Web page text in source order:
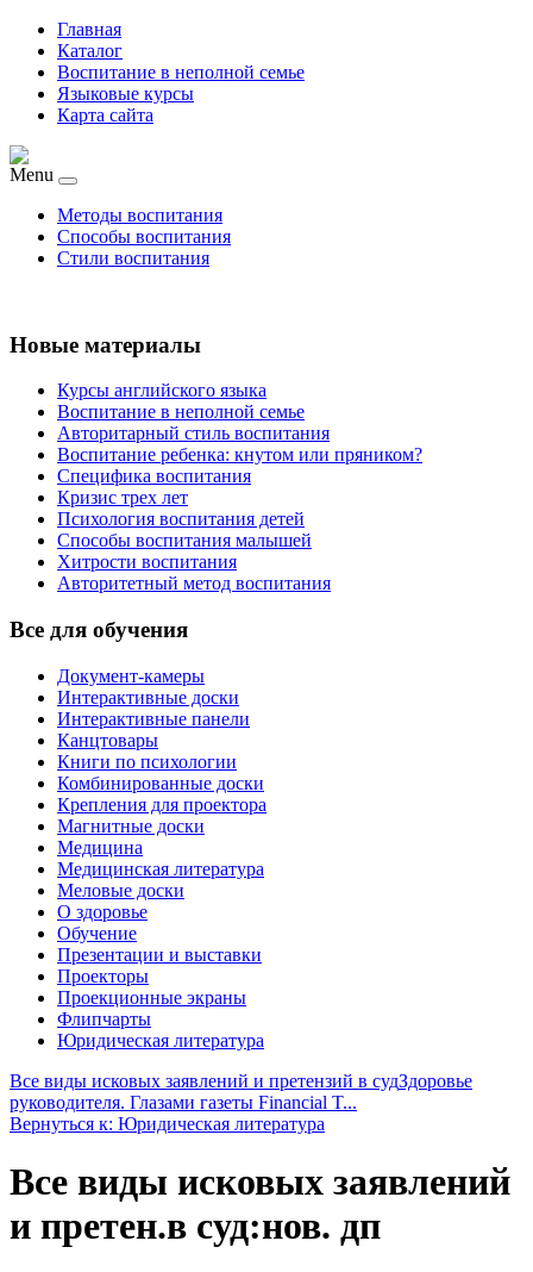
Главная
Каталог
Воспитание в неполной семье
Языковые курсы
Карта сайта
Menu
Методы воспитания
Способы воспитания
Стили воспитания
Новые материалы
Курсы английского языка
Воспитание в неполной семье
Авторитарный стиль воспитания
Воспитание ребенка: кнутом или пряником?
Специфика воспитания
Кризис трех лет
Психология воспитания детей
Способы воспитания малышей
Хитрости воспитания
Авторитетный метод воспитания
Все для обучения
Документ-камеры
Интерактивные доски
Интерактивные панели
Канцтовары
Книги по психологии
Комбинированные доски
Крепления для проектора
Магнитные доски
Медицина
Медицинская литература
Меловые доски
О здоровье
Обучение
Презентации и выставки
Проекторы
Проекционные экраны
Флипчарты
Юридическая литература
Все виды исковых заявлений и претензий в судЗдоровье
руководителя. Глазами газеты Financial T...
Вернуться к: Юридическая литература
Все виды исковых заявлений
и претен.в суд:нов. дп